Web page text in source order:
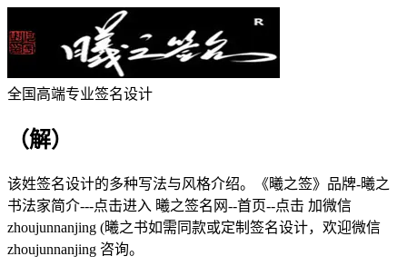
全国高端专业签名设计
（解）
该姓签名设计的多种写法与风格介绍。
《曦之签》品牌-曦之
书法家简介---点击进入 曦之签名网--首页--点击 加微信
zhoujunnanjing (曦之书如需同款或定制签名设计，欢迎微信
zhoujunnanjing 咨询。